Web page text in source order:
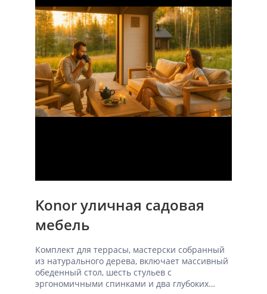
Konor уличная садовая
мебель
Комплект для террасы, мастерски собранный
из натурального дерева, включает массивный
обеденный стол, шесть стульев с
эргономичными спинками и два глубоких